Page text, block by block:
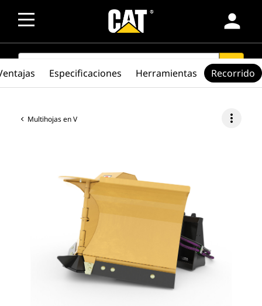
person
SEARCH search
Multihojas en V more_vert
Especificaciones Herramientas Recorrido